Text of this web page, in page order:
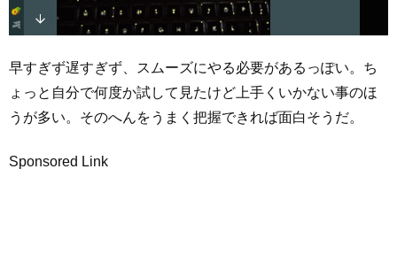
早すぎず遅すぎず、スムーズにやる必要があるっぽい。ち
ょっと自分で何度か試して見たけど上手くいかない事のほ
うが多い。そのへんをうまく把握できれば面白そうだ。
Sponsored Link